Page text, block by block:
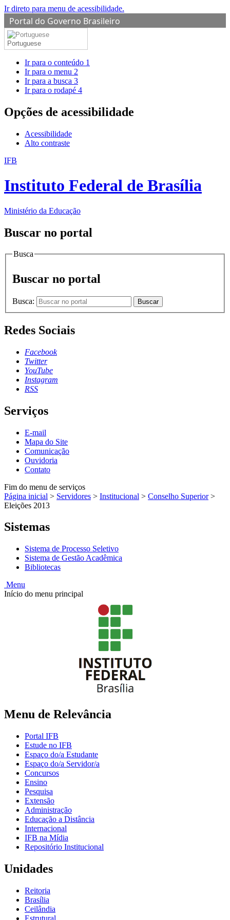
Ir direto para menu de acessibilidade.
Portal do Governo Brasileiro
Portuguese
Ir para o conteúdo 1
Ir para o menu 2
Ir para a busca 3
Ir para o rodapé 4
Opções de acessibilidade
Acessibilidade
Alto contraste
IFB
Instituto Federal de Brasília
Ministério da Educação
Buscar no portal
Busca
Buscar no portal
Busca: Buscar
Redes Sociais
Facebook
Twitter
YouTube
Instagram
RSS
Serviços
E-mail
Mapa do Site
Comunicação
Ouvidoria
Contato
Fim do menu de serviços
Página inicial > Servidores > Institucional > Conselho Superior >
Eleições 2013
Sistemas
Sistema de Processo Seletivo
Sistema de Gestão Acadêmica
Bibliotecas
Menu
Início do menu principal
Menu de Relevância
Portal IFB
Estude no IFB
Espaço do/a Estudante
Espaço do/a Servidor/a
Concursos
Ensino
Pesquisa
Extensão
Administração
Educação a Distância
Internacional
IFB na Mídia
Repositório Institucional
Unidades
Reitoria
Brasília
Ceilândia
Estrutural